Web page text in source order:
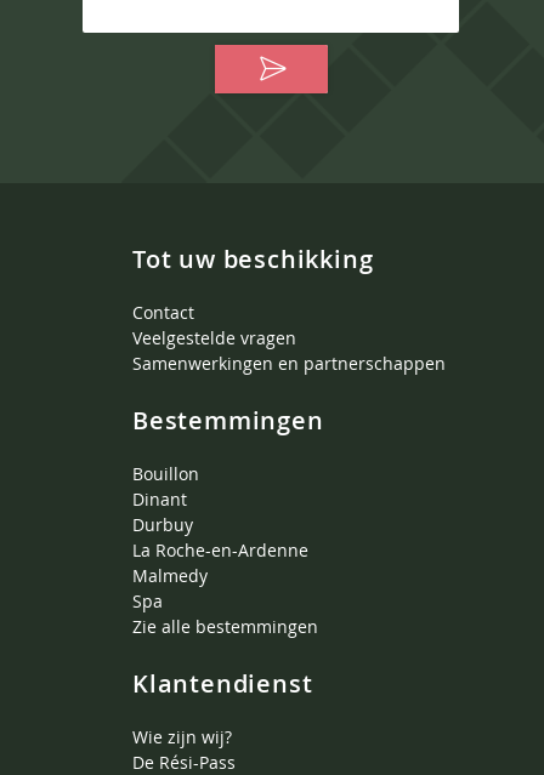
Tot uw beschikking
Contact
Veelgestelde vragen
Samenwerkingen en partnerschappen
Bestemmingen
Bouillon
Dinant
Durbuy
La Roche-en-Ardenne
Malmedy
Spa
Zie alle bestemmingen
Klantendienst
Wie zijn wij?
De Rési-Pass